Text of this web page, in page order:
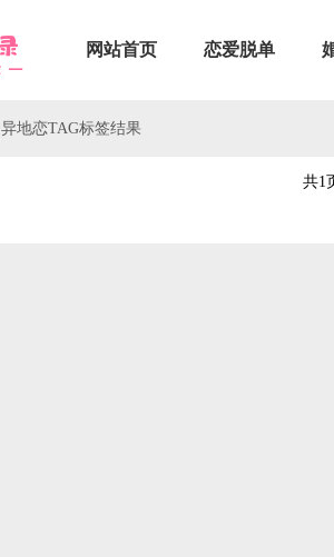
网站首页 恋爱脱单
异地恋TAG标签结果
共1